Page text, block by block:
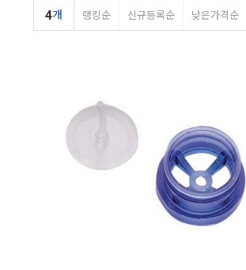
4개 랭킹순 신규등록순 낮은가격순